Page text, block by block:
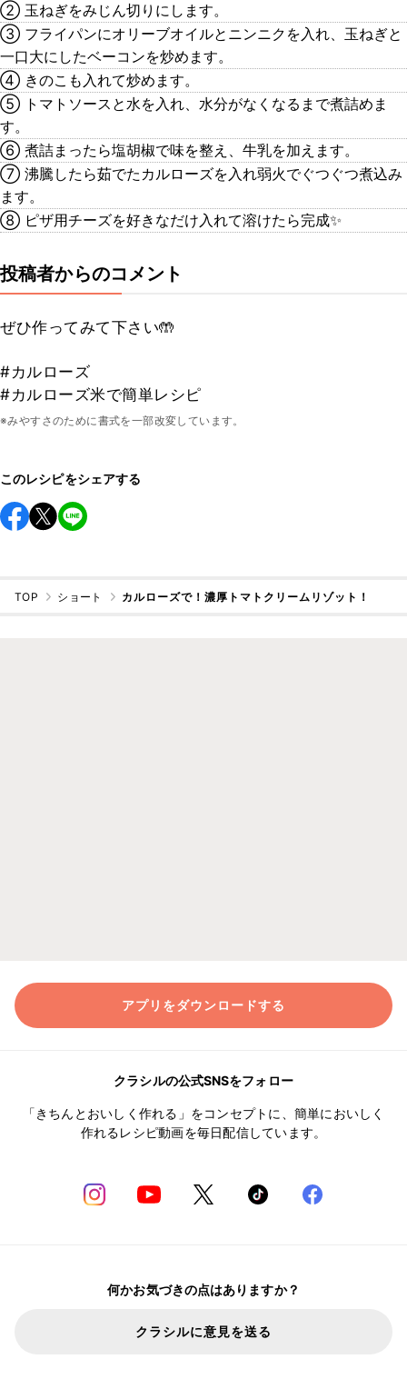
② 玉ねぎをみじん切りにします。
③ フライパンにオリーブオイルとニンニクを入れ、玉ねぎと
一口大にしたベーコンを炒めます。
④ きのこも入れて炒めます。
⑤ トマトソースと水を入れ、水分がなくなるまで煮詰めま
す。
⑥ 煮詰まったら塩胡椒で味を整え、牛乳を加えます。
⑦ 沸騰したら茹でたカルローズを入れ弱火でぐつぐつ煮込み
ます。
⑧ ピザ用チーズを好きなだけ入れて溶けたら完成✨
投稿者からのコメント
ぜひ作ってみて下さい🤲
#カルローズ
#カルローズ米で簡単レシピ
※みやすさのために書式を一部改変しています。
このレシピをシェアする
TOP ショート カルローズで！濃厚トマトクリームリゾット！
アプリをダウンロードする
クラシルの公式SNSをフォロー
「きちんとおいしく作れる」をコンセプトに、簡単においしく
作れるレシピ動画を毎日配信しています。
何かお気づきの点はありますか？
クラシルに意見を送る